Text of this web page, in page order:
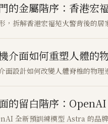
的金屬階序：香港宏
拆解香港宏福苑火警背後的居
介面如何重塑人體的
設計如何改變人體脊椎的物理
的留白階序：
全新預訓練模型 Astra 的品